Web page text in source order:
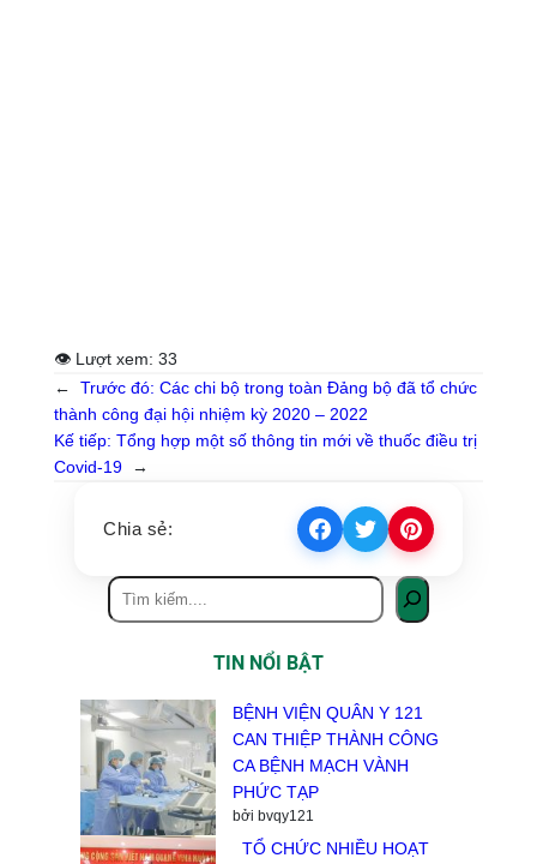
👁 Lượt xem: 33
←
Trước đó: Các chi bộ trong toàn Đảng bộ đã tổ chức
thành công đại hội nhiệm kỳ 2020 – 2022
Kế tiếp: Tổng hợp một số thông tin mới về thuốc điều trị
Covid-19
→
Chia sẻ:
TIN NỔI BẬT
BỆNH VIỆN QUÂN Y 121
CAN THIỆP THÀNH CÔNG
CA BỆNH MẠCH VÀNH
PHỨC TẠP
bởi bvqy121
TỔ CHỨC NHIỀU HOẠT